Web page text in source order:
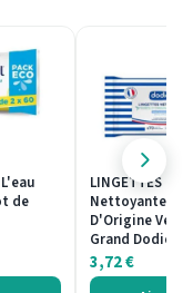
de
LINGETTES
Nettoyantes
D'Origine
Grand Dodie
3,72€